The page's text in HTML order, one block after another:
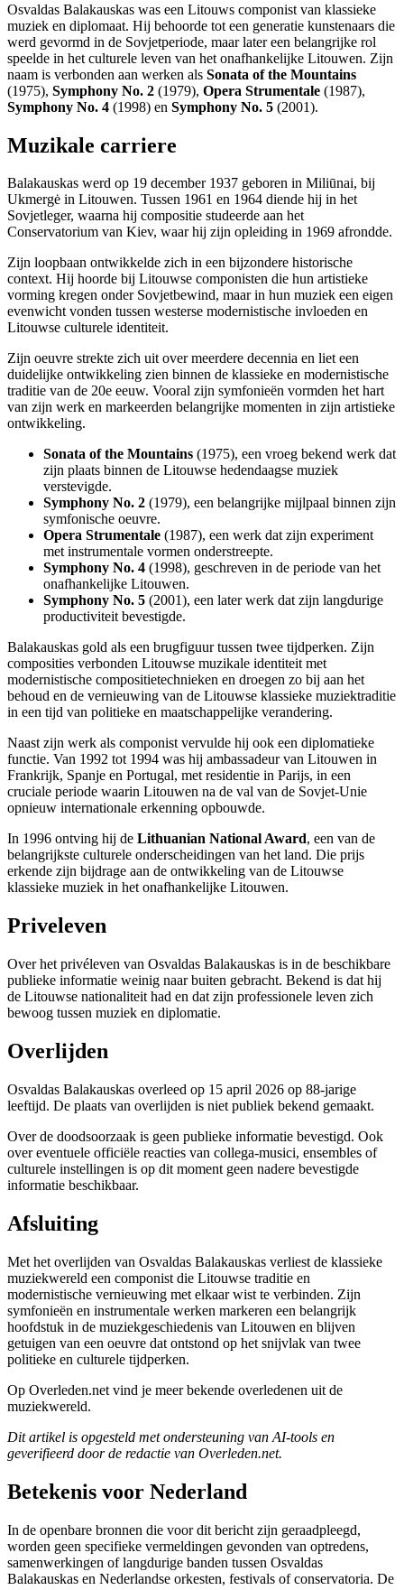
Osvaldas Balakauskas was een Litouws componist van klassieke
muziek en diplomaat. Hij behoorde tot een generatie kunstenaars die
werd gevormd in de Sovjetperiode, maar later een belangrijke rol
speelde in het culturele leven van het onafhankelijke Litouwen. Zijn
naam is verbonden aan werken als Sonata of the Mountains
(1975), Symphony No. 2 (1979), Opera Strumentale (1987),
Symphony No. 4 (1998) en Symphony No. 5 (2001).
Muzikale carriere
Balakauskas werd op 19 december 1937 geboren in Miliūnai, bij
Ukmergė in Litouwen. Tussen 1961 en 1964 diende hij in het
Sovjetleger, waarna hij compositie studeerde aan het
Conservatorium van Kiev, waar hij zijn opleiding in 1969 afrondde.
Zijn loopbaan ontwikkelde zich in een bijzondere historische
context. Hij hoorde bij Litouwse componisten die hun artistieke
vorming kregen onder Sovjetbewind, maar in hun muziek een eigen
evenwicht vonden tussen westerse modernistische invloeden en
Litouwse culturele identiteit.
Zijn oeuvre strekte zich uit over meerdere decennia en liet een
duidelijke ontwikkeling zien binnen de klassieke en modernistische
traditie van de 20e eeuw. Vooral zijn symfonieën vormden het hart
van zijn werk en markeerden belangrijke momenten in zijn artistieke
ontwikkeling.
Sonata of the Mountains (1975), een vroeg bekend werk dat
zijn plaats binnen de Litouwse hedendaagse muziek
verstevigde.
Symphony No. 2 (1979), een belangrijke mijlpaal binnen zijn
symfonische oeuvre.
Opera Strumentale (1987), een werk dat zijn experiment
met instrumentale vormen onderstreepte.
Symphony No. 4 (1998), geschreven in de periode van het
onafhankelijke Litouwen.
Symphony No. 5 (2001), een later werk dat zijn langdurige
productiviteit bevestigde.
Balakauskas gold als een brugfiguur tussen twee tijdperken. Zijn
composities verbonden Litouwse muzikale identiteit met
modernistische compositietechnieken en droegen zo bij aan het
behoud en de vernieuwing van de Litouwse klassieke muziektraditie
in een tijd van politieke en maatschappelijke verandering.
Naast zijn werk als componist vervulde hij ook een diplomatieke
functie. Van 1992 tot 1994 was hij ambassadeur van Litouwen in
Frankrijk, Spanje en Portugal, met residentie in Parijs, in een
cruciale periode waarin Litouwen na de val van de Sovjet-Unie
opnieuw internationale erkenning opbouwde.
In 1996 ontving hij de Lithuanian National Award, een van de
belangrijkste culturele onderscheidingen van het land. Die prijs
erkende zijn bijdrage aan de ontwikkeling van de Litouwse
klassieke muziek in het onafhankelijke Litouwen.
Priveleven
Over het privéleven van Osvaldas Balakauskas is in de beschikbare
publieke informatie weinig naar buiten gebracht. Bekend is dat hij
de Litouwse nationaliteit had en dat zijn professionele leven zich
bewoog tussen muziek en diplomatie.
Overlijden
Osvaldas Balakauskas overleed op 15 april 2026 op 88-jarige
leeftijd. De plaats van overlijden is niet publiek bekend gemaakt.
Over de doodsoorzaak is geen publieke informatie bevestigd. Ook
over eventuele officiële reacties van collega-musici, ensembles of
culturele instellingen is op dit moment geen nadere bevestigde
informatie beschikbaar.
Afsluiting
Met het overlijden van Osvaldas Balakauskas verliest de klassieke
muziekwereld een componist die Litouwse traditie en
modernistische vernieuwing met elkaar wist te verbinden. Zijn
symfonieën en instrumentale werken markeren een belangrijk
hoofdstuk in de muziekgeschiedenis van Litouwen en blijven
getuigen van een oeuvre dat ontstond op het snijvlak van twee
politieke en culturele tijdperken.
Op Overleden.net vind je meer bekende overledenen uit de
muziekwereld.
Dit artikel is opgesteld met ondersteuning van AI-tools en
geverifieerd door de redactie van Overleden.net.
Betekenis voor Nederland
In de openbare bronnen die voor dit bericht zijn geraadpleegd,
worden geen specifieke vermeldingen gevonden van optredens,
samenwerkingen of langdurige banden tussen Osvaldas
Balakauskas en Nederlandse orkesten, festivals of conservatoria. De